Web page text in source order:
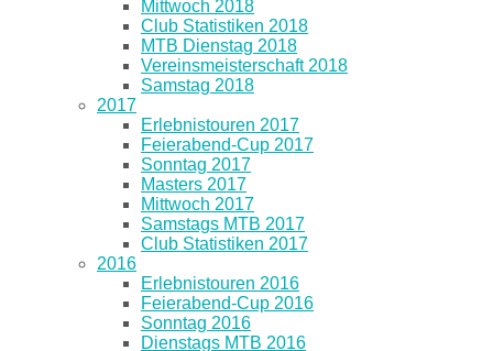
Mittwoch 2018
Club Statistiken 2018
MTB Dienstag 2018
Vereinsmeisterschaft 2018
Samstag 2018
2017
Erlebnistouren 2017
Feierabend-Cup 2017
Sonntag 2017
Masters 2017
Mittwoch 2017
Samstags MTB 2017
Club Statistiken 2017
2016
Erlebnistouren 2016
Feierabend-Cup 2016
Sonntag 2016
Dienstags MTB 2016